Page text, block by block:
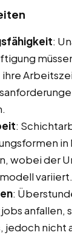
:
:
in
wobei der
variiert.
:
anfallen,
jedoch nicht